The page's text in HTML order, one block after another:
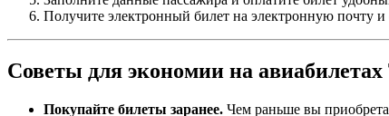
Получите электронный билет на электронную почту и
Советы для экономии на
Покупайте билеты заранее. Чем раньше вы